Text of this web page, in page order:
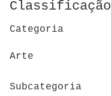
Classificação
Categoria
Arte
Subcategoria